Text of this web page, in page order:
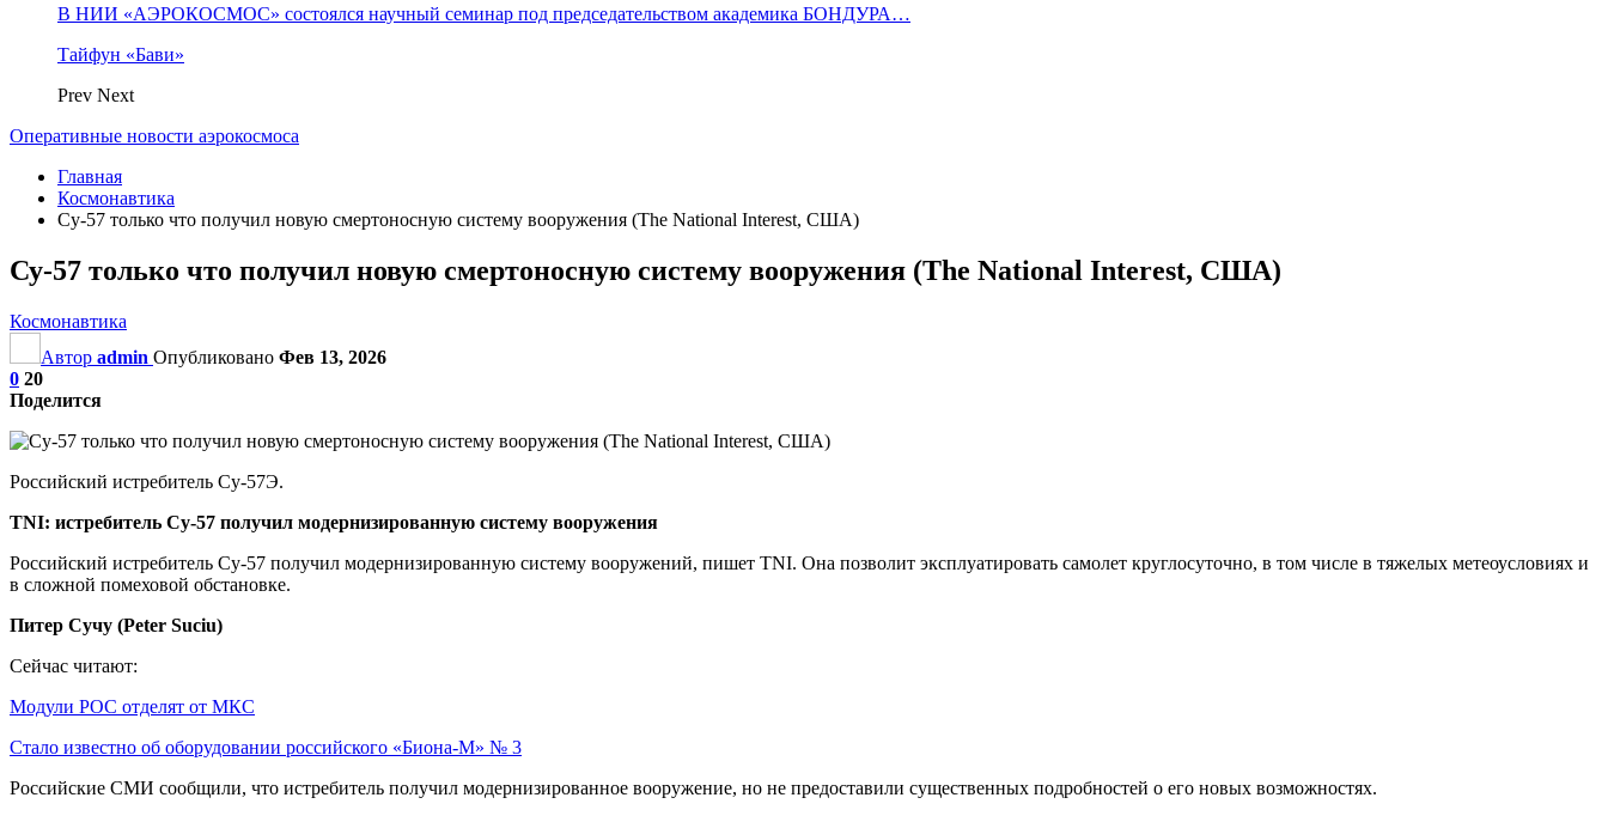
В НИИ «АЭРОКОСМОС» состоялся научный семинар под председательством академика БОНДУРА…
Тайфун «Бави»
Prev Next
Оперативные новости аэрокосмоса
Главная
Космонавтика
Су-57 только что получил новую смертоносную систему вооружения (The National Interest, США)
Су-57 только что получил новую смертоносную систему вооружения (The National Interest, США)
Космонавтика
Автор admin Опубликовано Фев 13, 2026
0 20
Поделится
Российский истребитель Су-57Э.
TNI: истребитель Су-57 получил модернизированную систему вооружения
Российский истребитель Су-57 получил модернизированную систему вооружений, пишет TNI. Она позволит эксплуатировать самолет круглосуточно, в том числе в тяжелых метеоусловиях и
в сложной помеховой обстановке.
Питер Сучу (Peter Suciu)
Сейчас читают:
Модули РОС отделят от МКС
Стало известно об оборудовании российского «Биона-М» № 3
Российские СМИ сообщили, что истребитель получил модернизированное вооружение, но не предоставили существенных подробностей о его новых возможностях.